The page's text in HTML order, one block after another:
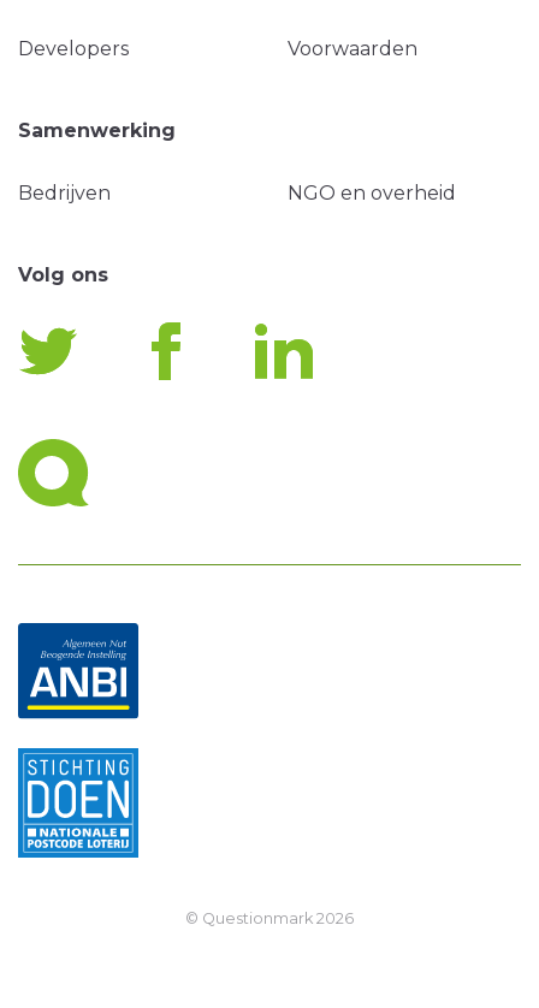
Developers Voorwaarden
Samenwerking
Bedrijven NGO en overheid
Volg ons
© Questionmark 2026